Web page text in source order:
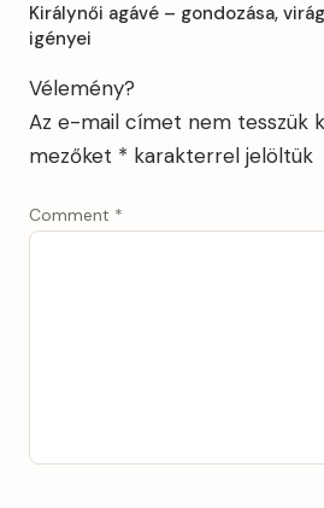
Királynői agávé – gondozása,
igényei
Vélemény?
Az e-mail címet nem tesszük
mezőket * karakterrel jelöltük
Comment *